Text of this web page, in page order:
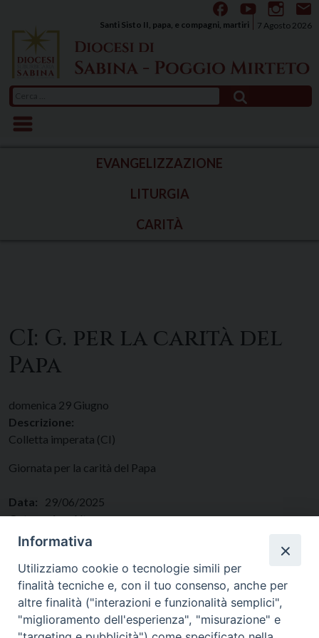
content
7 Agosto 2026
Santi Sisto II, papa, e compagni, martiri
per:
EVANGELIZZAZIONE
LITURGIA
CARITÀ
CI: G. per la carità del
Papa
domenica 29 Giugno
Descrizione:
Colletta imperata (CI)
Giornata per la carità del Papa
Data:
29/06/2025
Categorie: Altro
Regione: Lazio
Informativa
Utilizziamo cookie o tecnologie simili per
finalità tecniche e, con il tuo consenso, anche per
altre finalità ("interazioni e funzionalità semplici",
"miglioramento dell'esperienza", "misurazione" e